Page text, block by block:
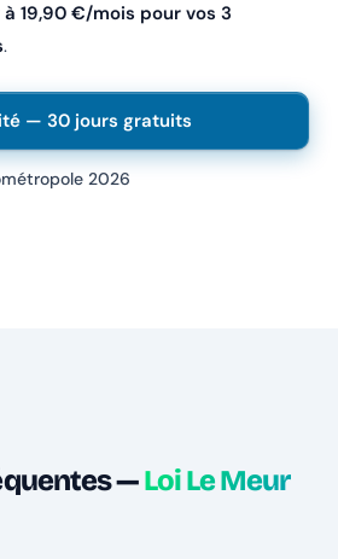
19,90 €/mois pour vos 3
.
— 30 jours gratuits
2026
—Loi Le Meur